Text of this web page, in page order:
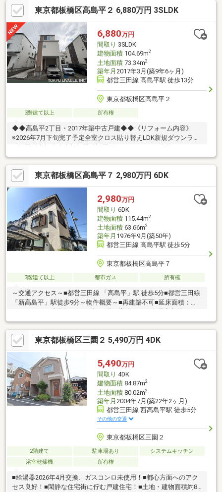
東京都板橋区高島平２ 6,880万円 3SLDK
6,880万円
間取り 3SLDK
建物面積104.69m2
土地面積73.34m2
築年月 2017年3月(築9年6ヶ月)
都営三田線 高島平駅 徒歩13分
東京都板橋区高島平２
3階建て以上 所有権
◆◆高島平2丁目・2017年築中古戸建◆◆《リフォーム内容》
※2026年7月下旬完了予定全室クロス貼り替えLDK新規ダウンライ
リーニング・・・など《周辺環境》セブンイレブン板橋高島平１
丁目西店まで約290mコモディイイダ徳丸西台店まで約300mBig-A
板橋西台二丁目店まで約300mどらっぐぱぱす西台店まで約240m
高島平つくし保育園まで約220m高島幼稚園まで約450m高島第二
小学校まで約570m高島第二中学校まで約660m高島平中央総合病
院まで約720m
東京都板橋区高島平７ 2,980万円 6DK
2,980万円
間取り 6DK
建物面積115.44m2
土地面積63.66m2
築年月 1976年9月(築50年)
都営三田線 高島平駅 徒歩5分
東京都板橋区高島平７
3階建て以上 都市ガス 所有権
～交通アクセス～■都営三田線 「高島平」駅 徒歩5分■都営三田線
「新高島平」駅徒歩9分～物件概要～■再建築不可■延床面積：
ースあり■トイレ2カ所(1階・3階部分) ～周辺環境～・板橋区立高
島平第一小学校 徒歩1分（約80ｍ）・ドラッグストアマツモト
キヨシ板橋高島平 徒歩3分（約220ｍ）・セブンイレブン板橋高
島平8丁目店 徒歩4分（約310ｍ）
東京都板橋区三園２ 5,490万円 4DK
5,490万円
間取り 4DK
建物面積84.87m2
土地面積80.02m2
築年月 2004年7月(築22年2ヶ月)
都営三田線 西高島平駅 徒歩5分
その他の交通
東京都板橋区三園２
2階建て 駐車場あり
システムキッチン
浴室乾燥機
所有権
■給湯器2026年4月交換、ガスコンロ未使用！■都心方面へのアク
セス良好！■閑静な住宅街に佇む戸建住宅！■土地・建物面積約80